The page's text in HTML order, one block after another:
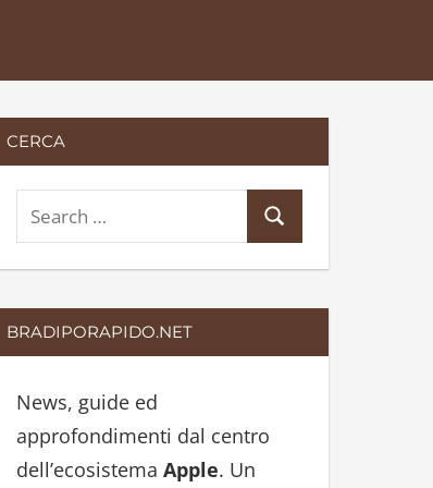
CERCA
e
a
r
c
f
o
r
e
c
BRADIPORAPIDO.NET
News, guide ed
approfondimenti dal centro
dell’ecosistema Apple. Un